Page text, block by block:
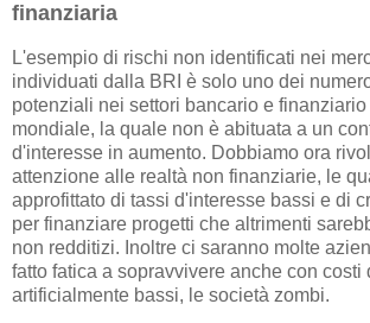
finanziaria
L'esempio di rischi non identificati nei
individuati dalla BRI è solo uno dei
potenziali nei settori bancario e
mondiale, la quale non è abituata a un
d'interesse in aumento. Dobbiamo ora
attenzione alle realtà non finanziarie, le
approfittato di tassi d'interesse bassi e di
per finanziare progetti che altrimenti
non redditizi. Inoltre ci saranno molte
fatto fatica a sopravvivere anche con costi
artificialmente bassi, le società zombi.